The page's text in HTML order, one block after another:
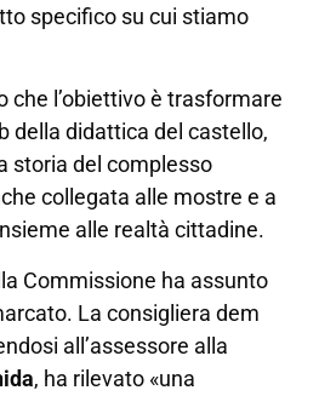
specifico su cui stiamo
che l’obiettivo è trasformare
della didattica del castello,
storia del complesso
collegata alle mostre e a
alle realtà cittadine.
Commissione ha assunto
La consigliera dem
all’assessore alla
, ha rilevato «una